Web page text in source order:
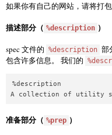
如果你有自己的网站，请将打
描述部分（ %description ）
spec 文件的 %description 部
包含许多信息。 我们的
%description
A collection of utility
准备部分（ %prep ）